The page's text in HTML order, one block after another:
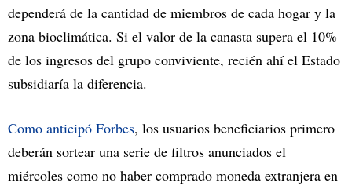
dependerá de la cantidad de miembros de cada hogar y la
zona bioclimática. Si el valor de la canasta supera el 10%
de los ingresos del grupo conviviente, recién ahí el Estado
subsidiaría la diferencia.
Como anticipó Forbes, los usuarios beneficiarios primero
deberán sortear una serie de filtros anunciados el
miércoles como no haber comprado moneda extranjera en